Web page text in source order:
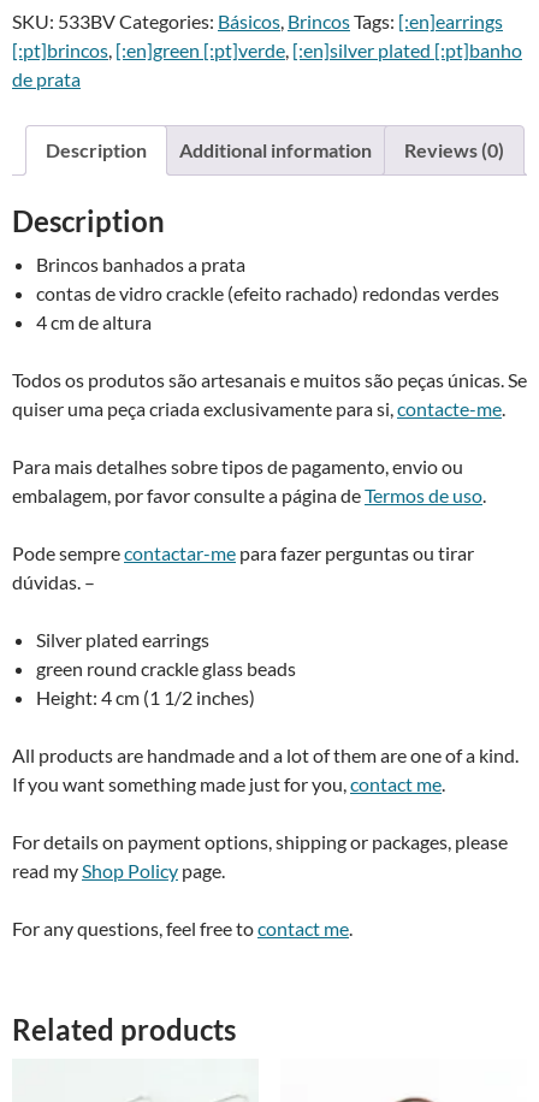
triplos
-
Triple
crackle
bead
quantity
e
r
t
i
:
SKU: 533BVCategories: Básicos, BrincosTags: [:en]earrings
[:pt]brincos, [:en]green [:pt]verde, [:en]silver plated [:pt]banho
de prata
Description Additional information Reviews (0)
Description
Brincos banhados a prata
contas de vidro crackle (efeito rachado) redondas verdes
4 cm de altura
Todos os produtos são artesanais e muitos são peças únicas. Se
quiser uma peça criada exclusivamente para si, contacte-me
Para mais detalhes sobre tipos de pagamento, envio ou
embalagem, por favor consulte a página deTermos de uso
Pode semprecontactar-me para fazer perguntas ou tirar
dúvidas. –
Silver plated earrings
green round crackle glass beads
Height: 4 cm (1 1/2 inches)
All products are handmade and a lot of them are one of a kind.
If you want something made just for you, contact me
For details on payment options, shipping or packages, please
read my Shop Policy page.
For any questions, feel free tocontact me
Related products